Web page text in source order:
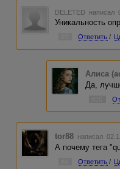
DELETED написал
Уникальность
Ответить /
Алиса
Да,
tor88 написал
А почему тега
Ответить /